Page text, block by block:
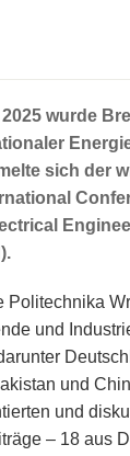
wurde
sich der
Politechnika
und
und
und
– 18 aus